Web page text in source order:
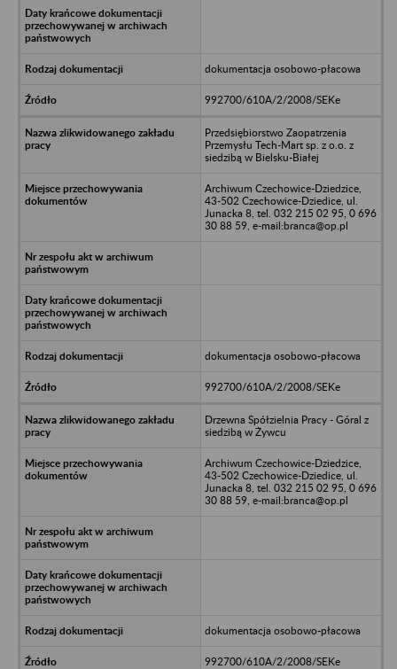
dokumentacja osobowo-płacowa
992700/610A/2/2008/SEKe
Przedsiębiorstwo Zaopatrzenia
Przemysłu Tech-Mart sp. z o.o. z
siedzibą w Bielsku-Białej
Archiwum Czechowice-Dziedzice,
43-502 Czechowice-Dziedice, ul.
Junacka 8, tel. 032 215 02 95, 0 696
30 88 59, e-mail:branca@op.pl
dokumentacja osobowo-płacowa
992700/610A/2/2008/SEKe
Drzewna Spółzielnia Pracy - Góral z
siedzibą w Żywcu
Archiwum Czechowice-Dziedzice,
43-502 Czechowice-Dziedice, ul.
Junacka 8, tel. 032 215 02 95, 0 696
30 88 59, e-mail:branca@op.pl
dokumentacja osobowo-płacowa
992700/610A/2/2008/SEKe